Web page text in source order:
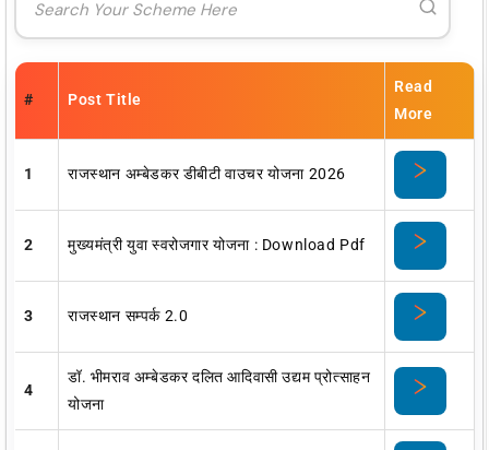
# Post Title
Read
More
1 राजस्थान अम्बेडकर डीबीटी वाउचर योजना 2026
2 मुख्यमंत्री युवा स्वरोजगार योजना : Download Pdf
3 राजस्थान सम्पर्क 2.0
4
डॉ. भीमराव अम्बेडकर दलित आदिवासी उद्यम प्रोत्साहन
योजना ​